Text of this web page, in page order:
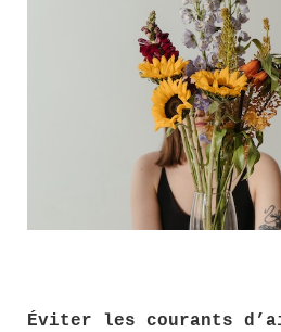
Éviter les courants